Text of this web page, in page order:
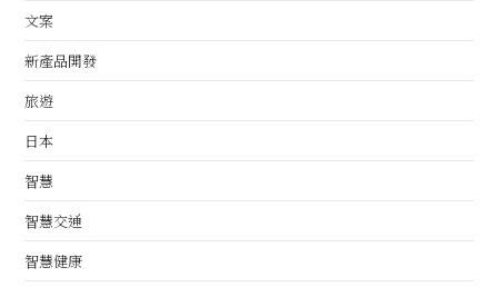
文案
新產品開發
旅遊
日本
智慧
智慧交通
智慧健康